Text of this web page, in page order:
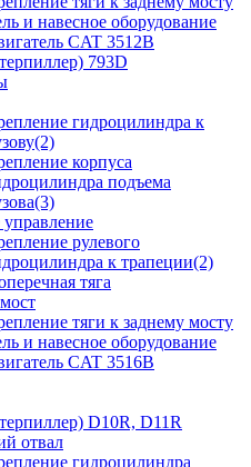
и навесное оборудование
CAT 3512B
793D
гидроцилиндра к
корпуса
подъема
управление
рулевого
к трапеции(2)
тяга
тяги к заднему мосту
и навесное оборудование
CAT 3516B
D10R, D11R
отвал
гидроцилиндра